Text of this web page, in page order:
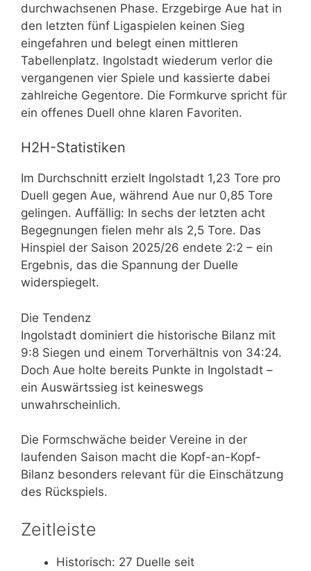
durchwachsenen Phase. Erzgebirge Aue hat in
den letzten fünf Ligaspielen keinen Sieg
eingefahren und belegt einen mittleren
Tabellenplatz. Ingolstadt wiederum verlor die
vergangenen vier Spiele und kassierte dabei
zahlreiche Gegentore. Die Formkurve spricht für
ein offenes Duell ohne klaren Favoriten.
H2H-Statistiken
Im Durchschnitt erzielt Ingolstadt 1,23 Tore pro
Duell gegen Aue, während Aue nur 0,85 Tore
gelingen. Auffällig: In sechs der letzten acht
Begegnungen fielen mehr als 2,5 Tore. Das
Hinspiel der Saison 2025/26 endete 2:2 – ein
Ergebnis, das die Spannung der Duelle
widerspiegelt.
Die Tendenz
Ingolstadt dominiert die historische Bilanz mit
9:8 Siegen und einem Torverhältnis von 34:24.
Doch Aue holte bereits Punkte in Ingolstadt –
ein Auswärtssieg ist keineswegs
unwahrscheinlich.
Die Formschwäche beider Vereine in der
laufenden Saison macht die Kopf-an-Kopf-
Bilanz besonders relevant für die Einschätzung
des Rückspiels.
Zeitleiste
Historisch: 27 Duelle seit